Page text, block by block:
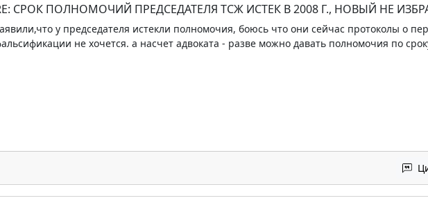
СРОК ПОЛНОМОЧИЙ ПРЕДСЕДАТЕЛЯ ТСЖ ИСТЕК В 2008 Г., НОВЫЙ НЕ
у председателя истекли полномочия, боюсь что они сейчас протоколы о
не хочется. а насчет адвоката - разве можно давать полномочия по